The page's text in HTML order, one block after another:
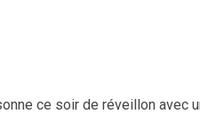
ce soir de réveillon avec